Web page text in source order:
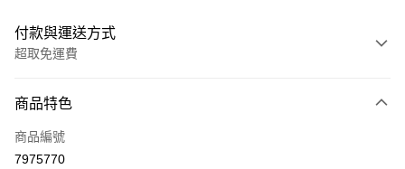
付款與運送方式
超取免運費
全家線上支付
超商取貨付款
商品特色
商品編號
7975770